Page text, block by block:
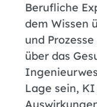
Berufliche
dem Wissen
und
über das
Lage sein,